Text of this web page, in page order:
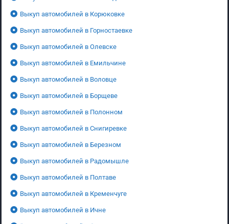
Выкуп автомобилей в Корюковке
Выкуп автомобилей в Горностаевке
Выкуп автомобилей в Олевске
Выкуп автомобилей в Емильчине
Выкуп автомобилей в Воловце
Выкуп автомобилей в Борщеве
Выкуп автомобилей в Полонном
Выкуп автомобилей в Снигиревке
Выкуп автомобилей в Березном
Выкуп автомобилей в Радомышле
Выкуп автомобилей в Полтаве
Выкуп автомобилей в Кременчуге
Выкуп автомобилей в Ичне